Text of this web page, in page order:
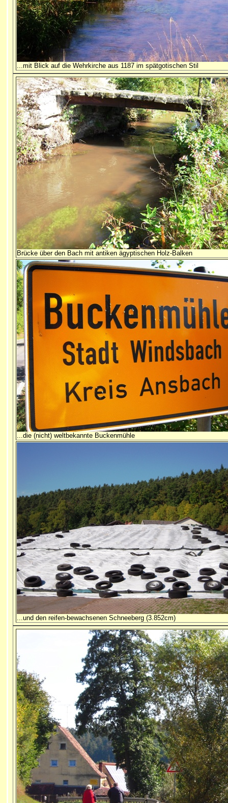
...mit Blick auf die Wehrkirche aus 1187 im spätgotischen Stil
Brücke über den Bach mit antiken ägyptischen Holz-Balken
...die (nicht) weltbekannte Buckenmühle
...und den reifen-bewachsenen Schneeberg (3.852cm)